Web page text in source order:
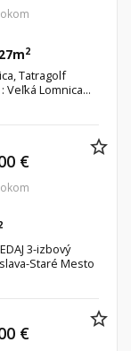
2
Tatragolf
Veľká Lomnica...
3-izbový
Staré Mesto
€
€